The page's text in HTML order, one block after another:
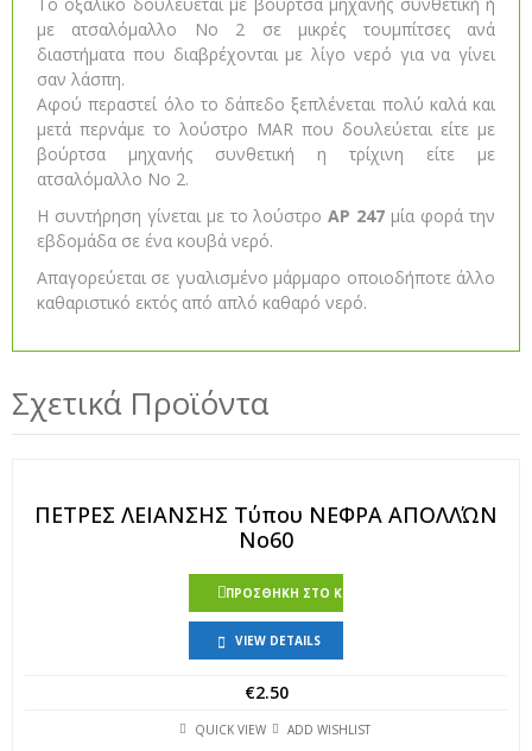
με ατσαλόμαλλο Νο 2 σε μικρές τουμπίτσες ανά
διαστήματα που διαβρέχονται με λίγο νερό για να γίνει
σαν λάσπη.
Αφού περαστεί όλο το δάπεδο ξεπλένεται πολύ καλά και
μετά περνάμε το λούστρο MAR που δουλεύεται είτε με
βούρτσα μηχανής συνθετική η τρίχινη είτε με
ατσαλόμαλλο Νο 2.
Η συντήρηση γίνεται με το λούστροΑΡ 247 μία φορά την
εβδομάδα σε ένα κουβά νερό.
Απαγορεύεται σε γυαλισμένο μάρμαρο οποιοδήποτε άλλο
καθαριστικό εκτός από απλό καθαρό νερό.
Σχετικά Προϊόντα
ΠΕΤΡΕΣ ΛΕΙΑΝΣΗΣ Τύπου ΝΕΦΡΑ ΑΠΟΛΛΏΝ
Νο60
ΠΡΟΣΘΉΚΗ ΣΤΟ ΚΑΛΆΘΙ
VIEW DETAILS
€2.50
QUICK VIEW ADD WISHLIST